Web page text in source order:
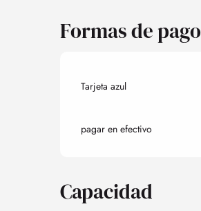
Formas de pago
Tarjeta azul
pagar en efectivo
Capacidad